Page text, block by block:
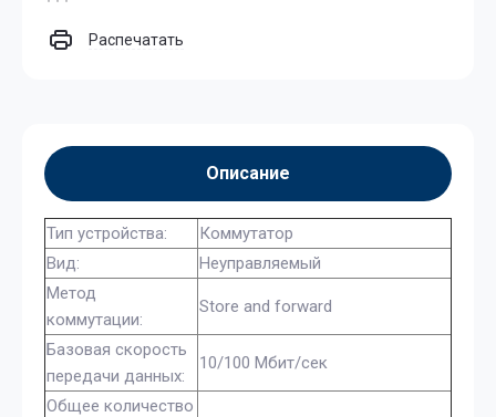
Распечатать
Описание
Тип устройства:
Коммутатор
Вид:
Неуправляемый
Метод
коммутации:
Store and forward
Базовая скорость
передачи данных:
10/100 Мбит/сек
Общее количество